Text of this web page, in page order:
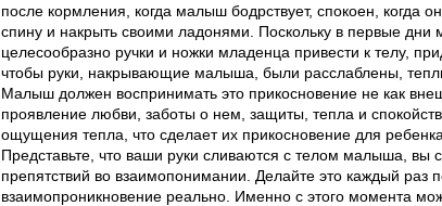
после кормления, когда малыш бодрствует, спокоен, когда
спину и накрыть своими ладонями. Поскольку в первые дни
целесообразно ручки и ножки младенца привести к телу,
чтобы руки, накрывающие малыша, были расслаблены,
Малыш должен воспринимать это прикосновение не как
проявление любви, заботы о нем, защиты, тепла и
ощущения тепла, что сделает их прикосновение для
Представьте, что ваши руки сливаются с телом малыша,
препятствий во взаимопонимании. Делайте это каждый
взаимопроникновение реально. Именно с этого момента